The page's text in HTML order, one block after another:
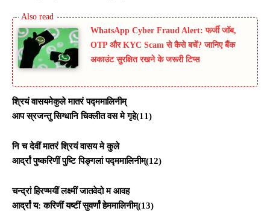
WhatsApp Cyber Fraud Alert: फर्जी जॉब,
OTP और KYC Scam से कैसे बचें? जानिए बैंक
अकाउंट सुरक्षित रखने के जरूरी टिप्स
श्रियं वासयमेकुले मातरं पद्ममालिनीम्
आप स्रजन्तु सिग्धानि चिक्लीत वस मे गृहे(11)
नि च देवीं मातरं श्रियं वासय मे कुले
आर्द्रां पुष्करिणीं पुष्टि पिङ्गलां पद्ममालिनीम्(12)
चन्द्रां हिरण्मयीं लक्ष्मीं जातवेदो म आवह
आर्द्रां य: करिणीं यष्टीं सुवर्णां हेममालिनीम्(13)